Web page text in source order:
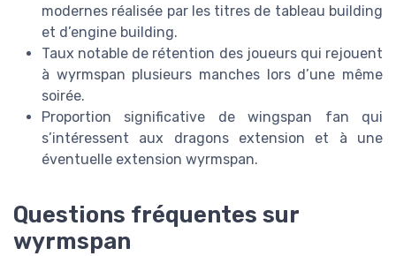
modernes réalisée par les titres de tableau building
et d’engine building.
Taux notable de rétention des joueurs qui rejouent
à wyrmspan plusieurs manches lors d’une même
soirée.
Proportion significative de wingspan fan qui
s’intéressent aux dragons extension et à une
éventuelle extension wyrmspan.
Questions fréquentes sur
wyrmspan